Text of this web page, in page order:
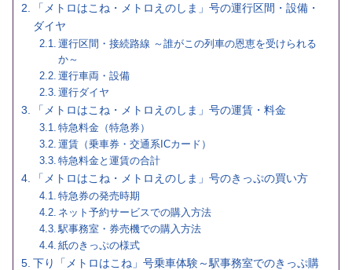
「メトロはこね・メトロえのしま」号の運行区間・設備・
ダイヤ
運行区間・接続路線 ～誰がこの列車の恩恵を受けられる
か～
運行車両・設備
運行ダイヤ
「メトロはこね・メトロえのしま」号の運賃・料金
特急料金（特急券）
運賃（乗車券・交通系ICカード）
特急料金と運賃の合計
「メトロはこね・メトロえのしま」号のきっぷの買い方
特急券の発売時期
ネット予約サービスでの購入方法
駅事務室・券売機での購入方法
紙のきっぷの様式
下り「メトロはこね」号乗車体験～駅事務室でのきっぷ購